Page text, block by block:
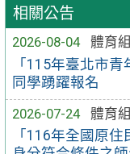
相關公告
2026-08-04
體育組
「115年臺北市
同學踴躍報名
2026-07-24
體育組
「116年全國原